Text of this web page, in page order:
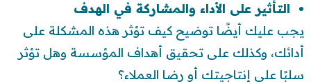
التأثير على الأداء والمشاركة في الهدف
يجب عليك أيضًا توضيح كيف تؤثر هذه المشكلة على
أدائك، وكذلك على تحقيق أهداف المؤسسة وهل تؤثر
سلبًا على إنتاجيتك أو رضا العملاء؟